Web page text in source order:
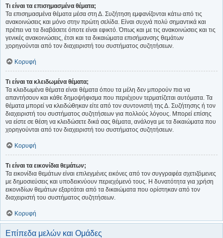
Τι είναι τα επισημασμένα θέματα;
Τα επισημασμένα θέματα μέσα στη Δ. Συζήτηση εμφανίζονται κάτω από τις
ανακοινώσεις και μόνο στην πρώτη σελίδα. Είναι συχνά πολύ σημαντικά και
πρέπει να τα διαβάσετε όποτε είναι εφικτό. Όπως και με τις ανακοινώσεις και τις
γενικές ανακοινώσεις, έτσι και τα δικαιώματα επισήμανσης θεμάτων
χορηγούνται από τον διαχειριστή του συστήματος συζητήσεων.
Κορυφή
Τι είναι τα κλειδωμένα θέματα;
Τα κλειδωμένα θέματα είναι θέματα όπου τα μέλη δεν μπορούν πια να
απαντήσουν και κάθε δημοψήφισμα που περιέχουν τερματίζεται αυτόματα. Τα
θέματα μπορεί να κλειδώθηκαν είτε από τον συντονιστή της Δ. Συζήτησης ή τον
διαχειριστή του συστήματος συζητήσεων για πολλούς λόγους. Μπορεί επίσης
να είστε σε θέση να κλειδώσετε δικά σας θέματα, ανάλογα με τα δικαιώματα που
χορηγούνται από τον διαχειριστή του συστήματος συζητήσεων.
Κορυφή
Τι είναι τα εικονίδια θεμάτων;
Τα εικονίδια θεμάτων είναι επιλεγμένες εικόνες από τον συγγραφέα σχετιζόμενες
με δημοσιεύσεις και υποδεικνύουν περιεχόμενό τους. Η δυνατότητα για χρήση
εικονιδίων θεμάτων εξαρτάται από τα δικαιώματα που ορίστηκαν από τον
διαχειριστή του συστήματος συζητήσεων.
Κορυφή
Επίπεδα μελών και Ομάδες